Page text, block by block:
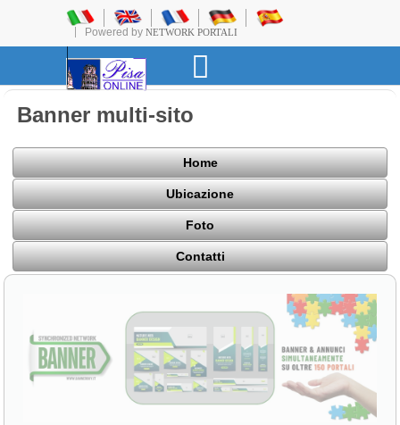
Powered by NETWORK PORTALI
Banner multi-sito
Home
Ubicazione
Foto
Contatti